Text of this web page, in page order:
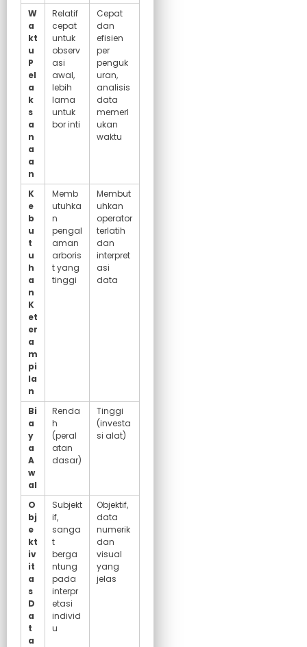
W
a
kt
u
P
el
a
k
s
a
n
a
a
n
Relatif
cepat
untuk
observ
asi
awal,
lebih
lama
untuk
bor inti
Cepat
dan
efisien
per
penguk
uran,
analisis
data
memerl
ukan
waktu
K
e
b
u
t
u
h
a
n
K
et
er
a
m
pi
la
n
Memb
utuhka
n
pengal
aman
arboris
t yang
tinggi
Membut
uhkan
operator
terlatih
dan
interpret
asi
data
Bi
a
y
a
A
w
al
Renda
h
(peral
atan
dasar)
Tinggi
(investa
si alat)
O
bj
e
kt
iv
it
a
s
D
a
t
a
Subjekt
if,
sanga
t
berga
ntung
pada
interpr
etasi
individ
u
Objektif,
data
numerik
dan
visual
yang
jelas